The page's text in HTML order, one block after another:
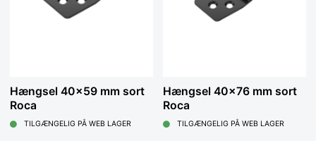
Hængsel 40x59 mm sort
Roca
TILGÆNGELIG PÅ WEB LAGER
Hængsel 40x76 mm sort
Roca
TILGÆNGELIG PÅ WEB LAGER